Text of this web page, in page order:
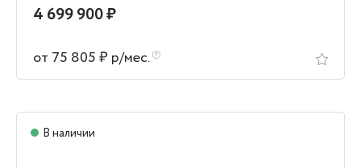
4 699 900 ₽
от 75 805 ₽ р/мес.
В наличии